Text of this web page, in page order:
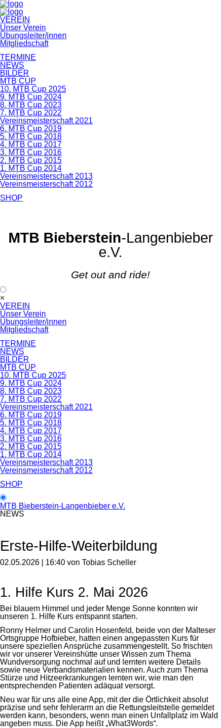
Navigation
überspringen
VEREIN
Unser Verein
Übungsleiter/innen
Mitgliedschaft
TERMINE
NEWS
BILDER
MTB CUP
10. MTB Cup 2025
9. MTB Cup 2024
8. MTB Cup 2023
7. MTB Cup 2022
Vereinsmeisterschaft 2021
6. MTB Cup 2019
5. MTB Cup 2018
4. MTB Cup 2017
3. MTB Cup 2016
2. MTB Cup 2015
1. MTB Cup 2014
Vereinsmeisterschaft 2013
Vereinsmeisterschaft 2012
SHOP
MTB Bieberstein-Langenbieber
e.V.
Get out and ride!
×
überspringen
VEREIN
Unser Verein
Übungsleiter/innen
Mitgliedschaft
TERMINE
NEWS
BILDER
MTB CUP
10. MTB Cup 2025
9. MTB Cup 2024
8. MTB Cup 2023
7. MTB Cup 2022
Vereinsmeisterschaft 2021
6. MTB Cup 2019
5. MTB Cup 2018
4. MTB Cup 2017
3. MTB Cup 2016
2. MTB Cup 2015
1. MTB Cup 2014
Vereinsmeisterschaft 2013
Vereinsmeisterschaft 2012
SHOP
MTB Bieberstein-Langenbieber e.V.
NEWS
Erste-Hilfe-Weiterbildung
02.05.2026 | 16:40 von Tobias Scheller
1. Hilfe Kurs 2. Mai 2026
Bei blauem Himmel und jeder Menge Sonne konnten wir
unseren 1. Hilfe Kurs entspannt starten.
Ronny Helmer und Carolin Hosenfeld, beide von der Malteser
Ortsgruppe Hofbieber, hatten einen angepassten Kurs für
unsere speziellen Ansprüche zusammengestellt. So frischten
wir vor unserer Vereinshütte unser Wissen zum Thema
Wundversorgung nochmal auf und lernten weitere Details
sowie neue Verbandsmaterialien kennen. Auch zum Thema
Stürze und Hitzeerkrankungen lernten wir, wie man den
entsprechenden Patienten adäquat versorgt.
Neu war für uns alle eine App, mit der die Örtlichkeit absolut
präzise und sehr fehlerarm an die Rettungsleitstelle gemeldet
werden kann, besonders, wenn man einen Unfallplatz im Wald
angeben muss. Die App heißt „What3Words“.